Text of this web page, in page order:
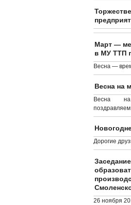
Март —
в МУ ТТП
Весна —
Весна на
Весна
поздравляем
Дорогие
26 ноября